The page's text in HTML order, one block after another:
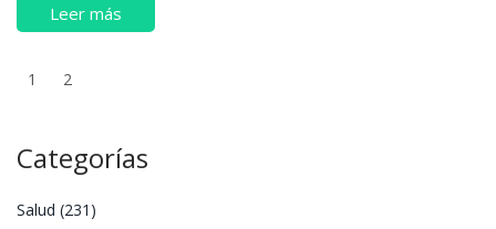
Leer más
1 2
Categorías
Salud (231)